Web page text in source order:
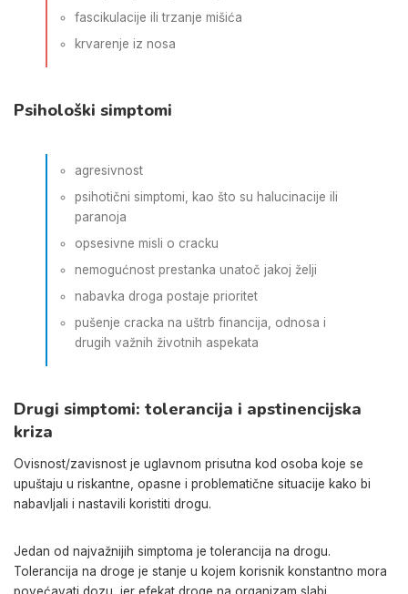
fascikulacije ili trzanje mišića
krvarenje iz nosa
Psihološki simptomi
agresivnost
psihotični simptomi, kao što su halucinacije ili
paranoja
opsesivne misli o cracku
nemogućnost prestanka unatoč jakoj želji
nabavka droga postaje prioritet
pušenje cracka na uštrb financija, odnosa i
drugih važnih životnih aspekata
Drugi simptomi: tolerancija i apstinencijska
kriza
Ovisnost/zavisnost je uglavnom prisutna kod osoba koje se
upuštaju u riskantne, opasne i problematične situacije kako bi
nabavljali i nastavili koristiti drogu.
Jedan od najvažnijih simptoma je tolerancija na drogu.
Tolerancija na droge je stanje u kojem korisnik konstantno mora
povećavati dozu, jer efekat droge na organizam slabi.